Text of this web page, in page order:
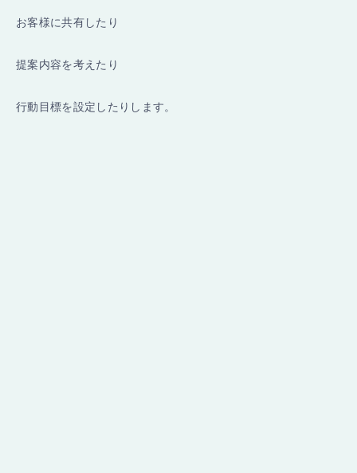
お客様に共有したり
提案内容を考えたり
行動目標を設定したりします。